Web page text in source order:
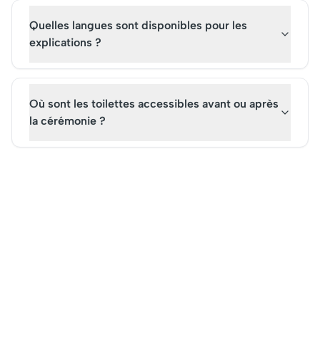
Quelles langues sont disponibles pour les
explications ?
Où sont les toilettes accessibles avant ou après
la cérémonie ?